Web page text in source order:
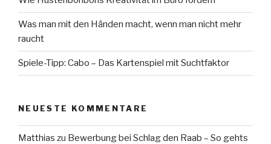
Was man mit den Händen macht, wenn man nicht mehr
raucht
Spiele-Tipp: Cabo – Das Kartenspiel mit Suchtfaktor
NEUESTE KOMMENTARE
Matthias zu Bewerbung bei Schlag den Raab – So gehts